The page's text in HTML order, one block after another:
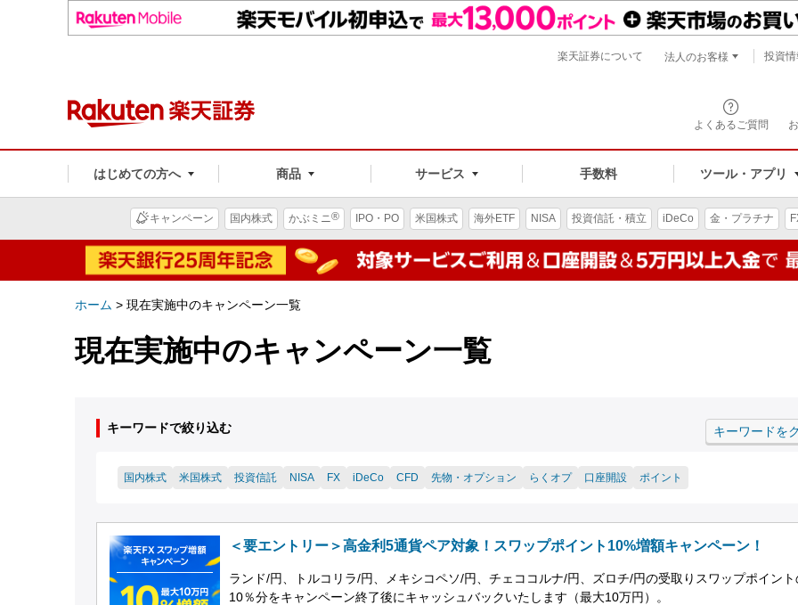
よくあるご質問
はじめての方へ 商品 サービス 手数料 ツール・アプリ
楽天証券について 法人のお客様 投資
キャンペーン 国内株式 かぶミニ® IPO・PO 米国株式 海外ETF NISA 投資信託・積立 iDeCo 金・プラチナ
ホーム > 現在実施中のキャンペーン一覧
現在実施中のキャンペーン一覧
キーワードで絞り込む
国内株式 米国株式 投資信託 NISA FX iDeCo CFD 先物・オプション らくオプ 口座開設 ポイント
キーワードを
＜要エントリー＞高金利5通貨ペア対象！スワップポイント10%増額キャンペーン！
ランド/円、トルコリラ/円、メキシコペソ/円、チェココルナ/円、ズロチ/円の受取りスワップポイント
10％分をキャンペーン終了後にキャッシュバックいたします（最大10万円）。